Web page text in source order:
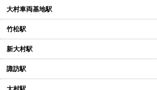
大村車両基地駅
竹松駅
新大村駅
諏訪駅